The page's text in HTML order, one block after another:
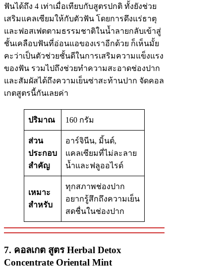
ฟันได้ถึง 4 เท่าเมื่อเทียบกับสูตรปกติ ทั้งยังช่วย
เสริมแคลเซียมให้กับตัวฟัน โดยการดึงแร่ธาตุ
และฟอสเฟตตามธรรมชาติในน้ำลายกลับเข้าสู่
ชั้นเคลือบฟันที่อ่อนแอของเราอีกด้วย ก็เห็นมั้ย
คะว่าเป็นตัวช่วยชั้นดีในการเสริมความแข็งแรง
ของฟัน รวมไปถึงช่วยทำความสะอาดช่องปาก
และสัมผัสได้ถึงความเย็นซ่าสะท้านปาก จัดคอล
เกตสูตรนี้กันเลยค่า
ปริมาณ 160 กรัม
ส่วน
ประกอบ
สำคัญ
อาร์จินีน, มิ้นต์,
แคลเซียมที่ไม่ละลาย
น้ำและฟลูออไรด์
เหมาะ
สำหรับ
ทุกสภาพช่องปาก
อยากรู้สึกถึงความเย็น
สดชื่นในช่องปาก
7. คอลเกต สูตร Herbal Detox
Concentrate Oriental Mint